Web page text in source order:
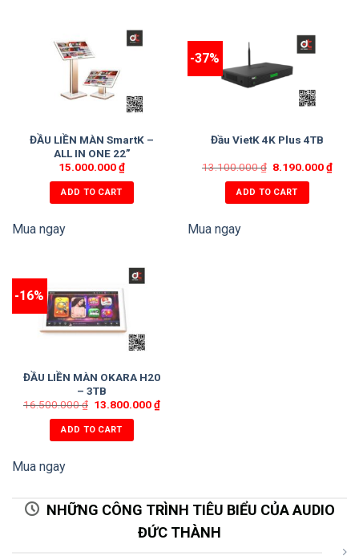
ĐẦU LIỀN MÀN SmartK –
ALL IN ONE 22”
15.000.000₫
ADD TO CART
Mua ngay
-37%
Đầu VietK 4K Plus 4TB
13.100.000₫ 8.190.000₫
ADD TO CART
Mua ngay
-16%
ĐẦU LIỀN MÀN OKARA H20
– 3TB
16.500.000₫ 13.800.000₫
ADD TO CART
Mua ngay
NHỮNG CÔNG TRÌNH TIÊU BIỂU CỦA AUDIO
ĐỨC THÀNH